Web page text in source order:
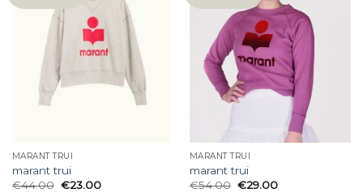
MARANT TRUI
marant trui
€44.00 €23.00
MARANT TRUI
marant trui
€54.00 €29.00